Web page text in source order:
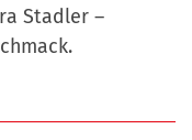
Stadler –